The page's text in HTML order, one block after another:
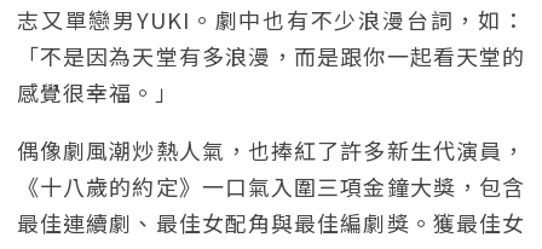
志又單戀男YUKI。劇中也有不少浪漫台詞，如：
「不是因為天堂有多浪漫，而是跟你一起看天堂的
感覺很幸福。」
偶像劇風潮炒熱人氣，也捧紅了許多新生代演員，
《十八歲的約定》一口氣入圍三項金鐘大獎，包含
最佳連續劇、最佳女配角與最佳編劇獎。獲最佳女